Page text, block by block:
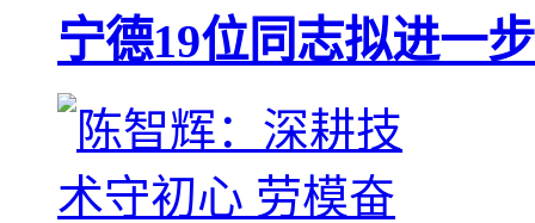
宁德19位同志拟进一